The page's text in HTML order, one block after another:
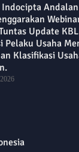
Indocipta Andalan
Update
Pelaku Usaha
Klasifikasi